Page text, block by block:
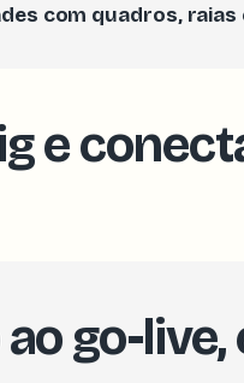
com quadros,
e
go-